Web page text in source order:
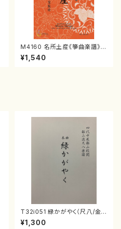
M4160 名所土産《箏曲楽譜》
（箏/宮城喜代子・宮城数江著・
宮城宗家監修/箏曲古典楽譜）
¥1,540
T32i051 緑かがやく（尺八/金
森高山/楽譜）都山流公刊楽譜曲
番：50
¥1,300